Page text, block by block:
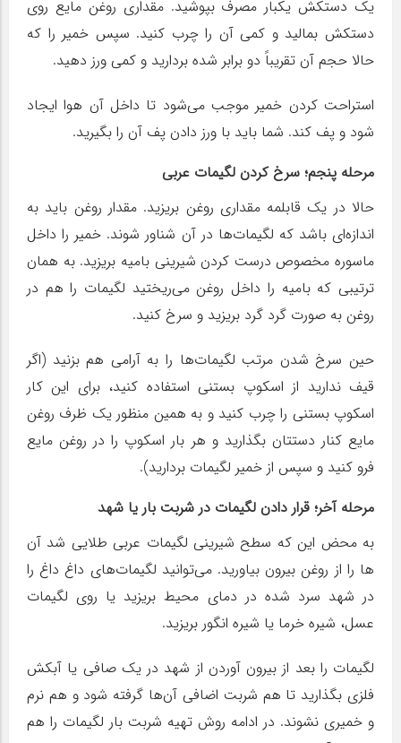
یک دستکش یکبار مصرف بپوشید. مقداری روغن مایع روی
دستکش بمالید و کمی آن را چرب کنید. سپس خمیر را که
حالا حجم آن تقریباً دو برابر شده بردارید و کمی ورز دهید.
استراحت کردن خمیر موجب می‌شود تا داخل آن هوا ایجاد
شود و پف کند. شما باید با ورز دادن پف آن را بگیرید.
مرحله پنجم؛ سرخ کردن لگیمات عربی
حالا در یک قابلمه مقداری روغن بریزید. مقدار روغن باید به
اندازه‌ای باشد که لگیمات‌ها در آن شناور شوند. خمیر را داخل
ماسوره مخصوص درست کردن شیرینی بامیه بریزید. به همان
ترتیبی که بامیه را داخل روغن می‌ریختید لگیمات را هم در
روغن به صورت گرد گرد بریزید و سرخ کنید.
حین سرخ شدن مرتب لگیمات‌ها را به آرامی هم بزنید (اگر
قیف ندارید از اسکوپ بستنی استفاده کنید، برای این کار
اسکوپ بستنی را چرب کنید و به همین منظور یک ظرف روغن
مایع کنار دستتان بگذارید و هر بار اسکوپ را در روغن مایع
فرو کنید و سپس از خمیر لگیمات بردارید).
مرحله آخر؛ قرار دادن لگیمات در شربت بار یا شهد
به محض این که سطح شیرینی لگیمات عربی طلایی شد آن
ها را از روغن بیرون بیاورید. می‌توانید لگیمات‌های داغ داغ را
در شهد سرد شده در دمای محیط بریزید یا روی لگیمات
عسل، شیره خرما یا شیره انگور بریزید.
لگیمات را بعد از بیرون آوردن از شهد در یک صافی یا آبکش
فلزی بگذارید تا هم شربت اضافی آن‌ها گرفته شود و هم نرم
و خمیری نشوند. در ادامه روش تهیه شربت بار لگیمات را هم